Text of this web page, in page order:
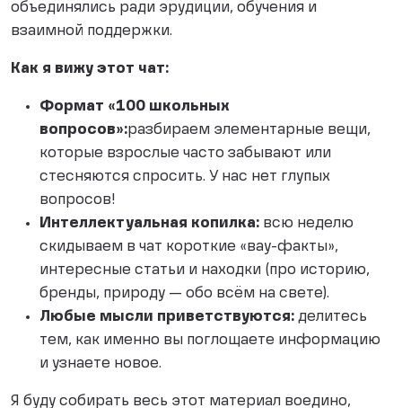
объединялись ради эрудиции, обучения и
взаимной поддержки.
Как я вижу этот чат:
Формат «100 школьных
вопросов»:разбираем элементарные вещи,
которые взрослые часто забывают или
стесняются спросить. У нас нет глупых
вопросов!
Интеллектуальная копилка: всю неделю
скидываем в чат короткие «вау-факты»,
интересные статьи и находки (про историю,
бренды, природу — обо всём на свете).
Любые мысли приветствуются: делитесь
тем, как именно вы поглощаете информацию
и узнаете новое.
Я буду собирать весь этот материал воедино,